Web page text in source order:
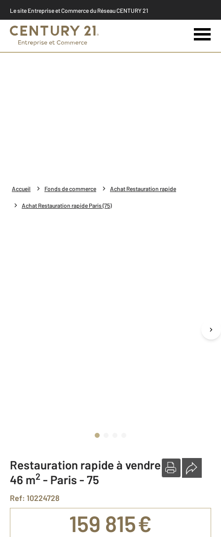
Le site Entreprise et Commerce du Réseau CENTURY 21
Accueil Fonds de commerce Achat Restauration rapide
Achat Restauration rapide Paris (75)
Restauration rapide à vendre
46 m2 - Paris - 75
Ref: 10224728
159 815 €